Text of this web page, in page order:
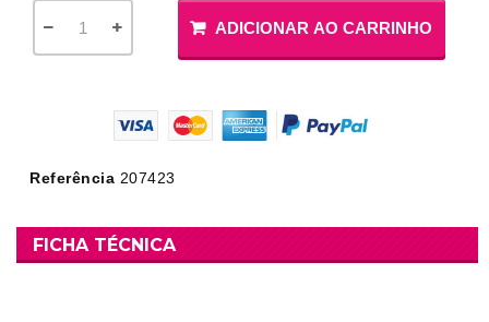
ADICIONAR AO CARRINHO
Referência 207423
FICHA TÉCNICA